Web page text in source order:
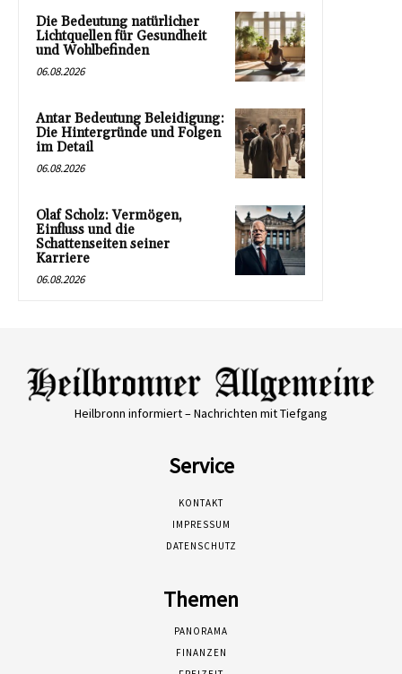
Die Bedeutung natürlicher
Lichtquellen für Gesundheit
und Wohlbefinden
06.08.2026
Antar Bedeutung Beleidigung:
Die Hintergründe und Folgen
im Detail
06.08.2026
Olaf Scholz: Vermögen,
Einfluss und die
Schattenseiten seiner
Karriere
06.08.2026
Heilbronn informiert – Nachrichten mit Tiefgang
Service
KONTAKT
IMPRESSUM
DATENSCHUTZ
Themen
PANORAMA
FINANZEN